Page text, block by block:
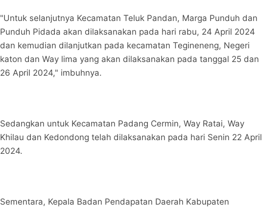
"Untuk selanjutnya Kecamatan Teluk Pandan, Marga Punduh dan
Punduh Pidada akan dilaksanakan pada hari rabu, 24 April 2024
dan kemudian dilanjutkan pada kecamatan Tegineneng, Negeri
katon dan Way lima yang akan dilaksanakan pada tanggal 25 dan
26 April 2024," imbuhnya.
Sedangkan untuk Kecamatan Padang Cermin, Way Ratai, Way
Khilau dan Kedondong telah dilaksanakan pada hari Senin 22 April
2024.
Sementara, Kepala Badan Pendapatan Daerah Kabupaten